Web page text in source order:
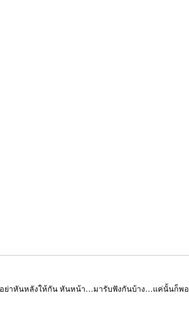
ย่าหันหลังให้กัน หันหน้า…มารับฟังกันบ้าง…แค่นั้นก็พอ